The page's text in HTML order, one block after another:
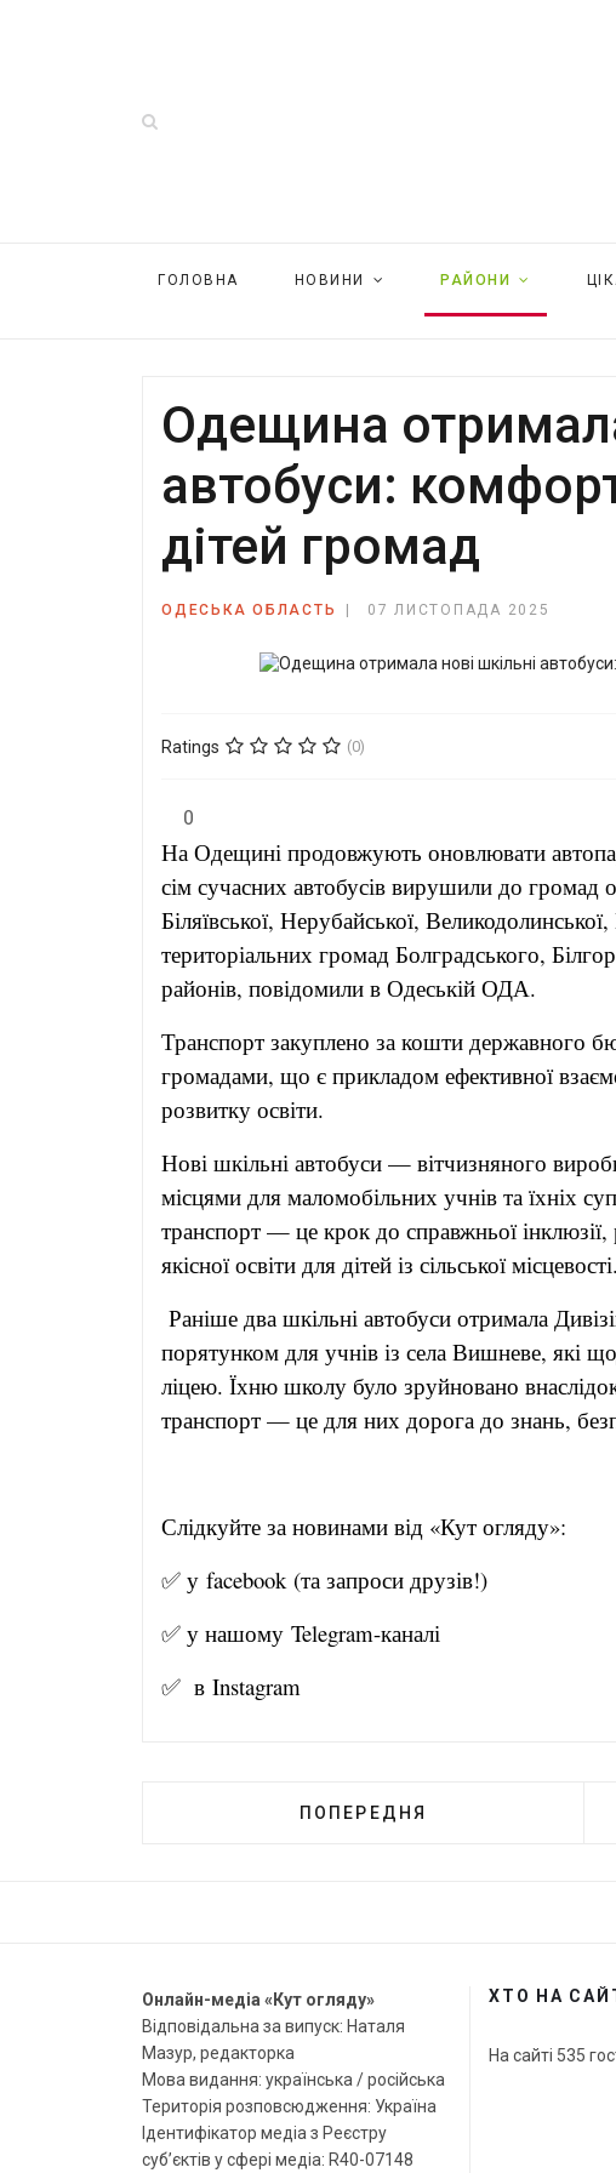
ГОЛОВНА НОВИНИ РАЙОНИ
Одещина
автобуси:
дітей громад
ОДЕСЬКА ОБЛАСТЬ 07 ЛИСТОПАДА 2025
Ratings (0)
0
На Одещині продовжують оновлювати
сім сучасних автобусів вирушили до громад
Біляївської, Нерубайської, Великодолинської,
територіальних громад Болградського,
районів, повідомили в Одеській ОДА.
Транспорт закуплено за кошти державного
громадами, що є прикладом ефективної
розвитку освіти.
Нові шкільні автобуси — вітчизняного
місцями для маломобільних учнів та їхніх
транспорт — це крок до справжньої
якісної освіти для дітей із сільської місцевості.
Раніше два шкільні автобуси отримала
порятунком для учнів із села Вишневе, які
ліцею. Їхню школу було зруйновано
транспорт — це для них дорога до знань,
Слідкуйте за новинами від «Кут
✅ у facebook(та запроси друзів!)
✅ у нашому Telegram-каналі
✅ в Instagram
ПОПЕРЕДНЯ
Онлайн-медіа «Кут огляду»
Відповідальна за випуск: Наталя
Мазур, редакторка
Мова видання: українська / російська
Територія розповсюдження: Україна
Ідентифікатор медіа з Реєстру
суб’єктів у сфері медіа: R40-07148
ХТО НА
На сайті 535